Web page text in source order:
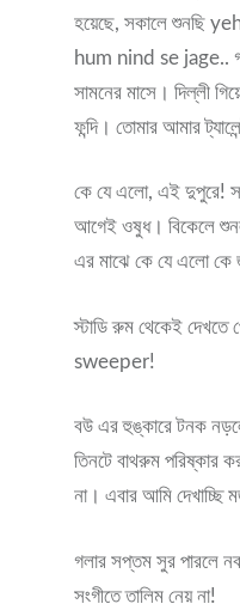
হয়েছে, সকালে শুনছি
hum nind se jage..
সামনের মাসে। দিল্লী
ফন্দি। তোমার আমার
কে যে এলো, এই দুপুরে!
আগেই ওষুধ। বিকেলে
এর মাঝে কে যে এলো কে
স্টাডি রুম থেকেই
sweeper!
বউ এর হুঙ্কারে টনক
তিনটে বাথরুম
না। এবার আমি দেখাচ্ছি
গলার সপ্তম সুর পারলে
সংগীতে তালিম নেয় না!